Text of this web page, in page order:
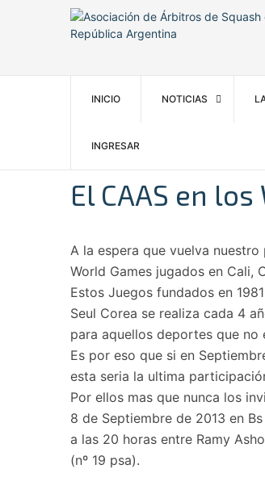
INICIO NOTICIAS
INGRESAR
El CAAS en
A la espera que vuelva
World Games jugados en Cali,
Estos Juegos fundados en
Seul Corea se realiza cada 4
para aquellos deportes que no
Es por eso que si en
esta seria la ultima
Por ellos mas que nunca los
8 de Septiembre de 2013 en
a las 20 horas entre Ramy
(nº 19 psa).